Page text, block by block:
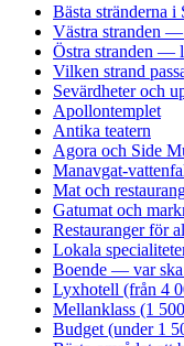
Bästa stränderna i
Västra stranden —
Östra stranden —
Vilken strand
Sevärdheter och
Apollontemplet
Antika teatern
Agora och Side
Manavgat-
Mat och
Gatumat och
Restauranger för
Lokala
Boende — var ska
Lyxhotell (från 4
Mellanklass (1
Budget (under 1